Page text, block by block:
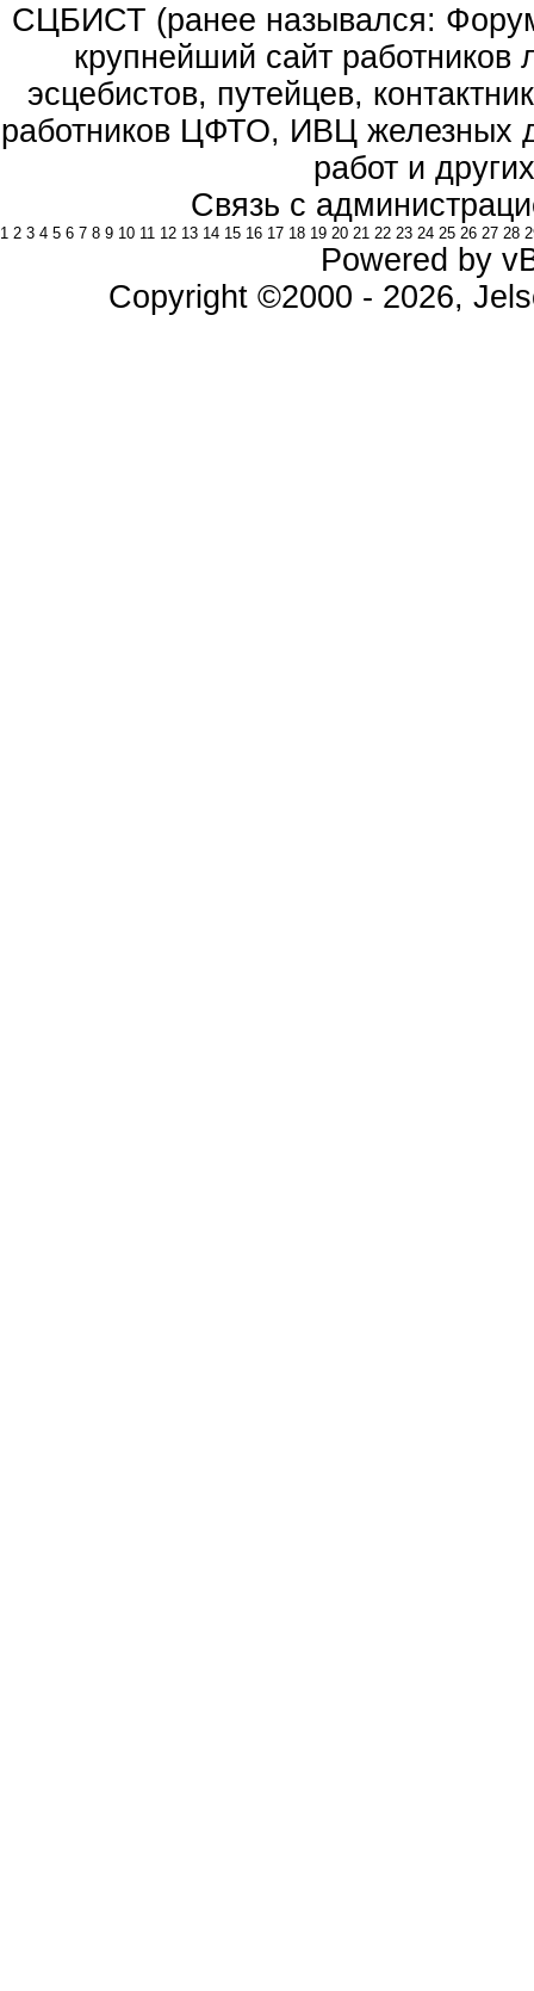
СЦБИСТ (ранее назывался:
крупнейший сайт работников
эсцебистов, путейцев,
работников ЦФТО, ИВЦ железных
работ и
Связь с
1 2 3 4 5 6 7 8 9 10 11 12 13 14 15 16 17 18 19 20 21 22 23 24 25 26 27 28
Powered by
Copyright ©2000 - 2026,